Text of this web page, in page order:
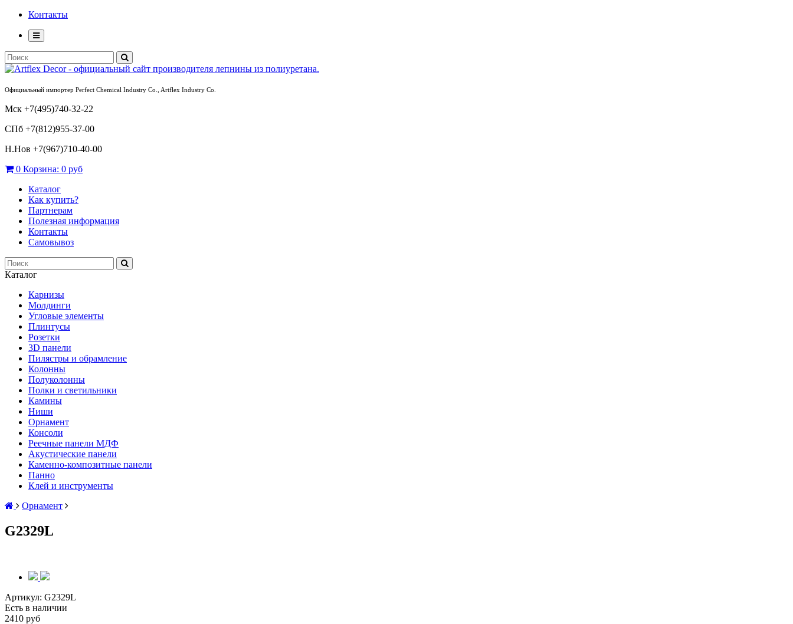
Контакты
Официальный импортер Perfect Chemical Industry Co., Artflex Industry Co.
Мск +7(495)740-32-22
СПб +7(812)955-37-00
Н.Нов +7(967)710-40-00
0 Корзина: 0 руб
Каталог
Как купить?
Партнерам
Полезная информация
Контакты
Самовывоз
Каталог
Карнизы
Молдинги
Угловые элементы
Плинтусы
Розетки
3D панели
Пилястры и обрамление
Колонны
Полуколонны
Полки и светильники
Камины
Ниши
Орнамент
Консоли
Реечные панели МДФ
Акустические панели
Каменно-композитные панели
Панно
Клей и инструменты
Орнамент
G2329L
Артикул: G2329L
Есть в наличии
2410 руб